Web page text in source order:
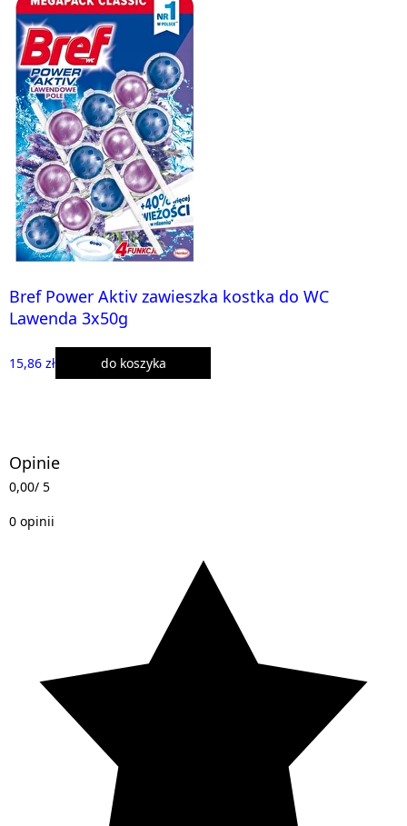
Bref Power Aktiv zawieszka kostka do WC
Lawenda 3x50g
15,86 zł do koszyka
Opinie
0,00/ 5
0 opinii